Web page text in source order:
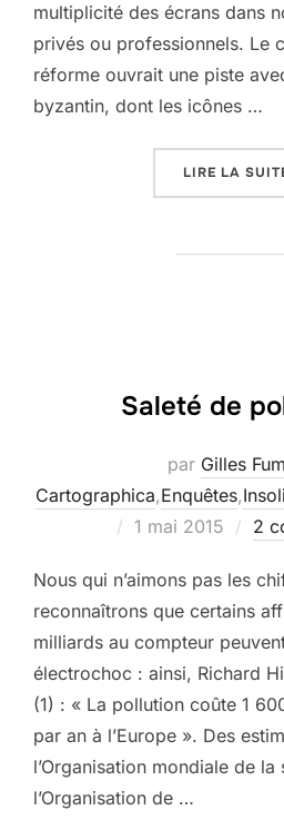
multiplicité des écrans dans
privés ou professionnels. Le
réforme ouvrait une piste
byzantin, dont les icônes …
LIRE LA
Saleté de
par Gilles
Cartographica,Enquêtes,
Publié
1 mai 2015 2
Nous qui n’aimons pas les
reconnaîtrons que certains
milliards au compteur
électrochoc : ainsi, Richard
(1) : « La pollution coûte 1
par an à l’Europe ». Des
l’Organisation mondiale de la
l’Organisation de …